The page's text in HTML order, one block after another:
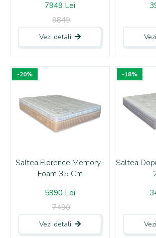
7949 Lei
9849
Vezi detalii
-20%
Saltea Florence Memory-
Foam 35 Cm
5990 Lei
7490
Vezi detalii
-18%
Saltea